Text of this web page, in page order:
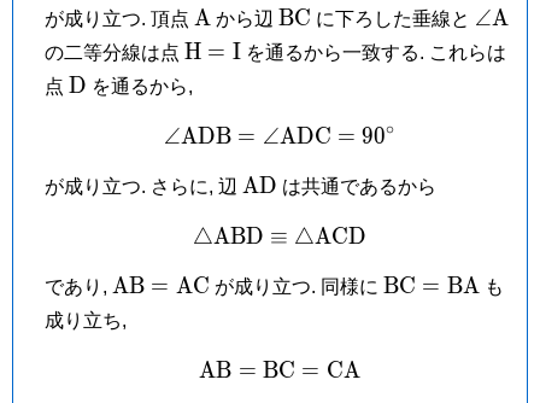
が成り立つ. 頂点 \mathrm
A
A から辺 \mathrm{BC}
BC に下ろした垂線と
A
∠A
の二等分線は点 \mathrm
I
H = I を通るから一致する. これらは
点 \mathrm
D を通るから,
\angle\mathrm{ADB}
∠ADB = ∠ADC = 90∘
が成り立つ. さらに, 辺 \mathrm{AD}
AD は共通であるから
△ABD ≡ △ACD
であり, \mathrm{AB}
=
\mathrm{AC}
AB = AC が成り立つ. 同様に \mathrm{BC}
BC = BA も
成り立ち,
\mathrm{AB} =
AB = BC = CA